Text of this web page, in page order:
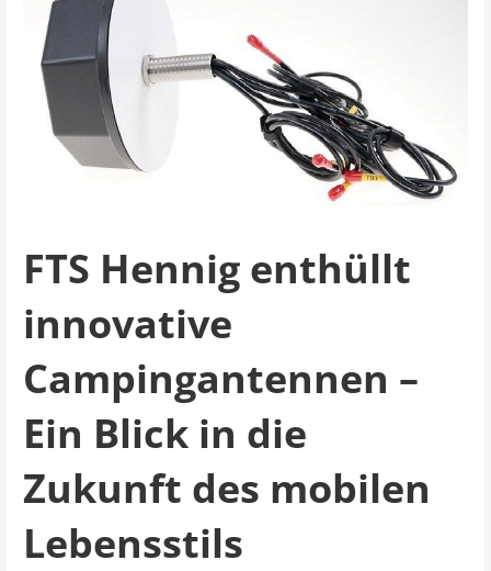
FTS Hennig enthüllt
innovative
Campingantennen –
Ein Blick in die
Zukunft des mobilen
Lebensstils